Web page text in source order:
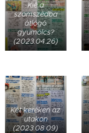
Kié a
szomszédba
átlógó
gyümölcs?
(2023.04.26)
Két keréken az
utakon
(2023.08.09)